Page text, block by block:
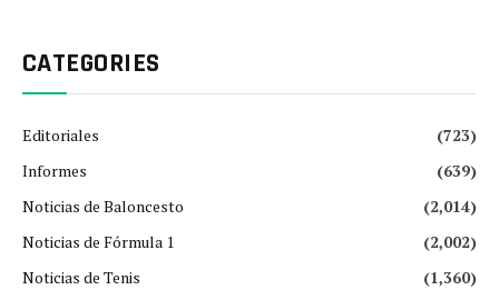
CATEGORIES
Editoriales
(723)
Informes
(639)
Noticias de Baloncesto
(2,014)
Noticias de Fórmula 1
(2,002)
Noticias de Tenis
(1,360)